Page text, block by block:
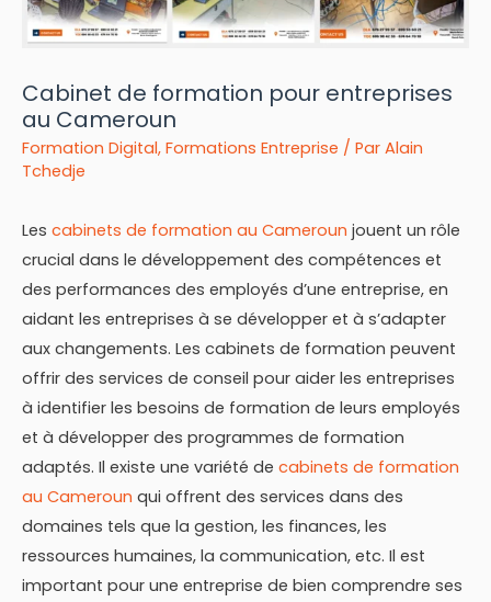
Cabinet de formation pour entreprises
au Cameroun
Formation Digital, Formations Entreprise / Par Alain
Tchedje
Les cabinets de formation au Cameroun jouent un rôle
crucial dans le développement des compétences et
des performances des employés d’une entreprise, en
aidant les entreprises à se développer et à s’adapter
aux changements. Les cabinets de formation peuvent
offrir des services de conseil pour aider les entreprises
à identifier les besoins de formation de leurs employés
et à développer des programmes de formation
adaptés. Il existe une variété de cabinets de formation
au Cameroun qui offrent des services dans des
domaines tels que la gestion, les finances, les
ressources humaines, la communication, etc. Il est
important pour une entreprise de bien comprendre ses